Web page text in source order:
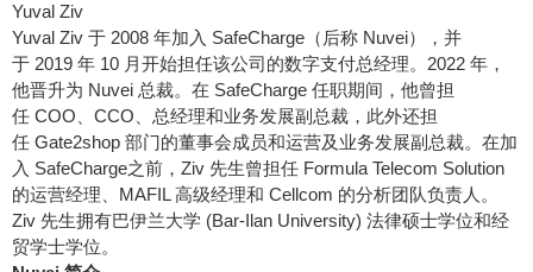
Yuval Ziv
Yuval Ziv 于 2008 年加入 SafeCharge（后称 Nuvei），并
于 2019 年 10 月开始担任该公司的数字支付总经理。2022 年，
他晋升为 Nuvei 总裁。在 SafeCharge 任职期间，他曾担
任 COO、CCO、总经理和业务发展副总裁，此外还担
任 Gate2shop 部门的董事会成员和运营及业务发展副总裁。在加
入 SafeCharge之前，Ziv 先生曾担任 Formula Telecom Solution
的运营经理、MAFIL 高级经理和 Cellcom 的分析团队负责人。
Ziv 先生拥有巴伊兰大学 (Bar-Ilan University) 法律硕士学位和经
贸学士学位。